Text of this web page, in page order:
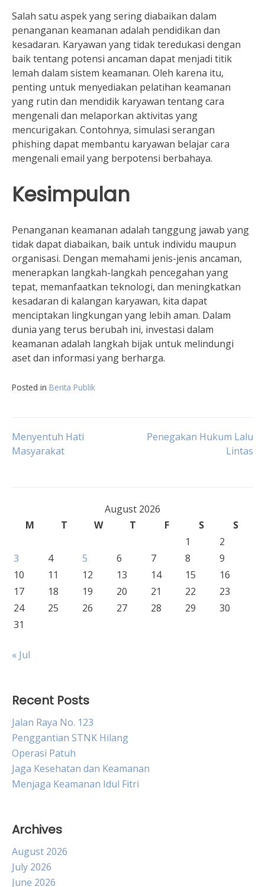
Salah satu aspek yang sering diabaikan dalam
penanganan keamanan adalah pendidikan dan
kesadaran. Karyawan yang tidak teredukasi dengan
baik tentang potensi ancaman dapat menjadi titik
lemah dalam sistem keamanan. Oleh karena itu,
penting untuk menyediakan pelatihan keamanan
yang rutin dan mendidik karyawan tentang cara
mengenali dan melaporkan aktivitas yang
mencurigakan. Contohnya, simulasi serangan
phishing dapat membantu karyawan belajar cara
mengenali email yang berpotensi berbahaya.
Kesimpulan
Penanganan keamanan adalah tanggung jawab yang
tidak dapat diabaikan, baik untuk individu maupun
organisasi. Dengan memahami jenis-jenis ancaman,
menerapkan langkah-langkah pencegahan yang
tepat, memanfaatkan teknologi, dan meningkatkan
kesadaran di kalangan karyawan, kita dapat
menciptakan lingkungan yang lebih aman. Dalam
dunia yang terus berubah ini, investasi dalam
keamanan adalah langkah bijak untuk melindungi
aset dan informasi yang berharga.
Posted in Berita Publik
Post
Menyentuh Hati
Masyarakat
Penegakan Hukum Lalu
Lintas
August 2026
M
T W T F S
S
1
2
3
4 5 6 7 8
9
10
11 12 13 14 15
16
17
18 19 20 21 22
23
24
25 26 27 28 29
30
31
« Jul
Recent Posts
Jalan Raya No. 123
Penggantian STNK Hilang
Operasi Patuh
Jaga Kesehatan dan Keamanan
Menjaga Keamanan Idul Fitri
Archives
August 2026
July 2026
June 2026